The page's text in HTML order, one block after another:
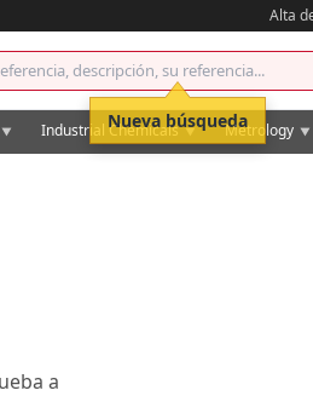
Alta
▼ Industrial Chemicals▼ Metrology ▼
a
Nueva búsqueda